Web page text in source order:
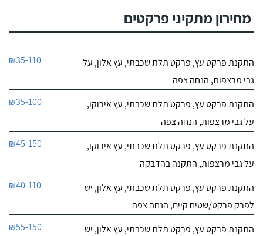
מחירון מתקיני פרקטים
התקנת פרקט עץ, פרקט תלת שכבתי, עץ אלון, על
גבי מרצפות, הנחה צפה
₪35-110
התקנת פרקט עץ, פרקט תלת שכבתי, עץ אירוקו,
על גבי מרצפות, הנחה צפה
₪35-100
התקנת פרקט עץ, פרקט תלת שכבתי, עץ אירוקו,
על גבי מרצפות, התקנה בהדבקה
₪45-150
התקנת פרקט עץ, פרקט תלת שכבתי, עץ אלון, יש
לפרק פרקט/שטיח קיים, הנחה צפה
₪40-110
התקנת פרקט עץ, פרקט תלת שכבתי, עץ אלון, יש
₪55-150